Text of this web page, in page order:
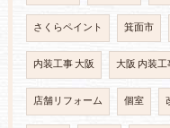
さくらペイント 箕面市
内装工事 大阪 大阪 内装工
店舗リフォーム 個室